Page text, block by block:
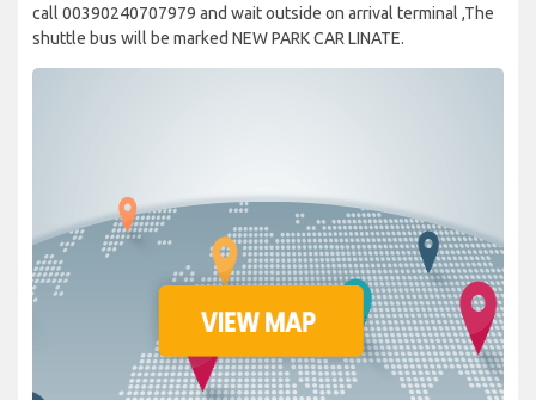
call 00390240707979 and wait outside on arrival terminal ,The
shuttle bus will be marked NEW PARK CAR LINATE.